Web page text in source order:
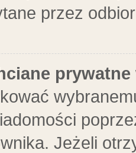
przez
Jeżeli